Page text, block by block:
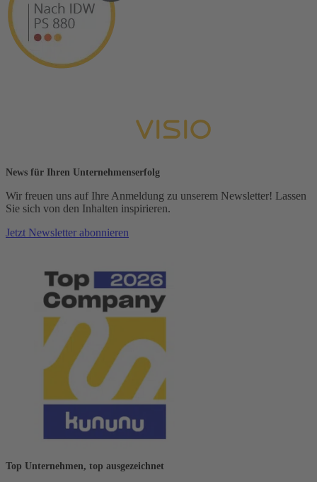
News für Ihren Unternehmenserfolg
Wir freuen uns auf Ihre Anmeldung zu unserem Newsletter! Lassen
Sie sich von den Inhalten inspirieren.
Jetzt Newsletter abonnieren
Top Unternehmen, top ausgezeichnet